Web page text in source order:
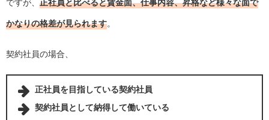
ですが、 正社員と比べると賃金面、仕事内容、昇格など様々な面で
かなりの格差が見られます。
契約社員の場合、
正社員を目指している契約社員
契約社員として納得して働いている